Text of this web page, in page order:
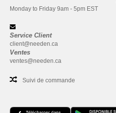
Monday to Friday 9am - 5pm EST
Service Client
client@needen.ca
Ventes
ventes@needen.ca
Suivi de commande